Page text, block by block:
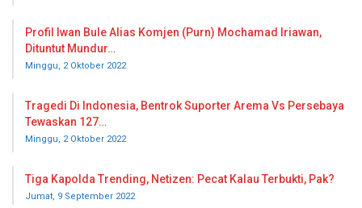
Profil Iwan Bule Alias Komjen (Purn) Mochamad Iriawan,
Dituntut Mundur…
Minggu, 2 Oktober 2022
Tragedi Di Indonesia, Bentrok Suporter Arema Vs Persebaya
Tewaskan 127…
Minggu, 2 Oktober 2022
Tiga Kapolda Trending, Netizen: Pecat Kalau Terbukti, Pak?
Jumat, 9 September 2022